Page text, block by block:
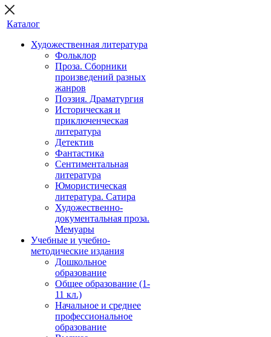
Каталог
Художественная литература
Фольклор
Проза. Сборники
произведений разных
жанров
Поэзия. Драматургия
Историческая и
приключенческая
литература
Детектив
Фантастика
Сентиментальная
литература
Юмористическая
литература. Сатира
Художественно-
документальная проза.
Мемуары
Учебные и учебно-
методические издания
Дошкольное
образование
Общее образование (1-
11 кл.)
Начальное и среднее
профессиональное
образование